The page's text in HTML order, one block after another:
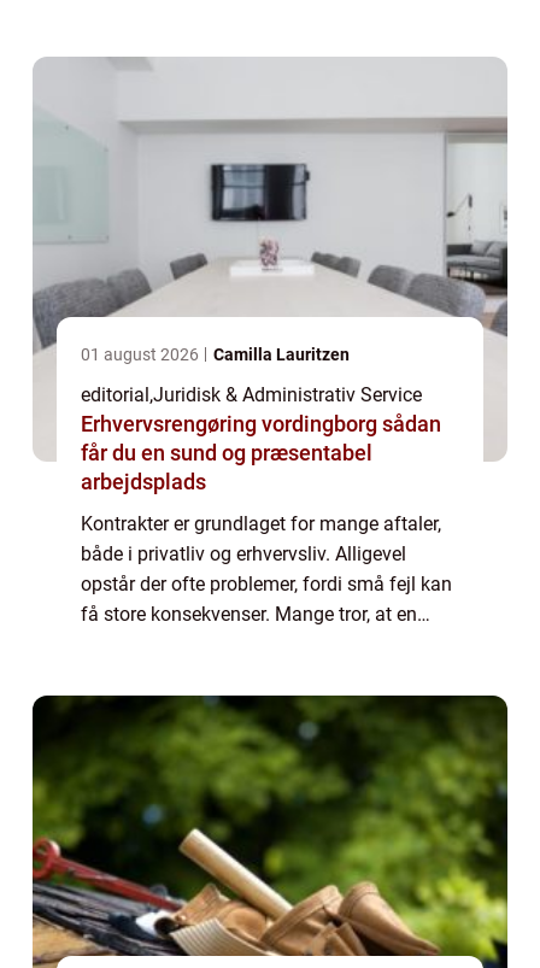
01 august 2026 Camilla Lauritzen
editorial,Juridisk & Administrativ Service
Erhvervsrengøring vordingborg sådan
får du en sund og præsentabel
arbejdsplads
Kontrakter er grundlaget for mange aftaler,
både i privatliv og erhvervsliv. Alligevel
opstår der ofte problemer, fordi små fejl kan
få store konsekvenser. Mange tror, at en